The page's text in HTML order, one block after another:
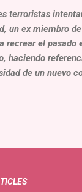
terroristas
un ex miembro
recrear el pasado
haciendo
de un nuevo
terrorista
real,